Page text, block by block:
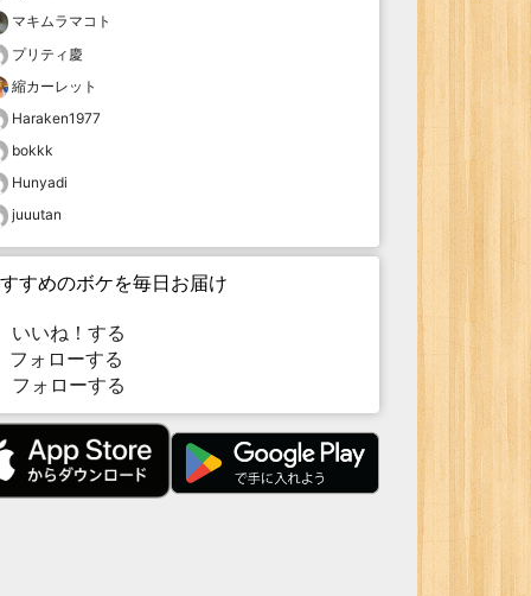
マキムラマコト
プリティ慶
縮カーレット
Haraken1977
bokkk
Hunyadi
juuutan
すめのボケを毎日お届け
いいね！する
ォローする
フォローする